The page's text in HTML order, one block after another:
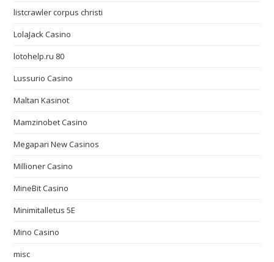
listcrawler corpus christi
LolaJack Casino
lotohelp.ru 80
Lussurio Casino
Maltan Kasinot
Mamzinobet Casino
Megapari New Casinos
Millioner Casino
MineBit Casino
Minimitalletus 5E
Mino Casino
misc